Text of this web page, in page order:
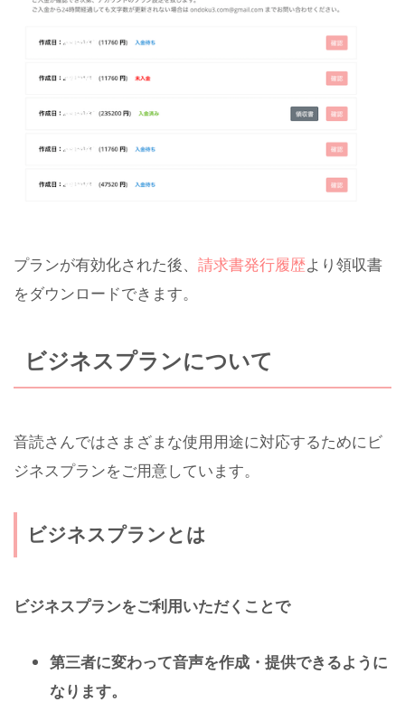
プランが有効化された後、 請求書発行履歴より領収書
をダウンロードできます。
ビジネスプランについて
音読さんではさまざまな使用用途に対応するためにビ
ジネスプランをご用意しています。
ビジネスプランとは
ビジネスプランをご利用いただくことで
第三者に変わって音声を作成・提供できるように
なります。